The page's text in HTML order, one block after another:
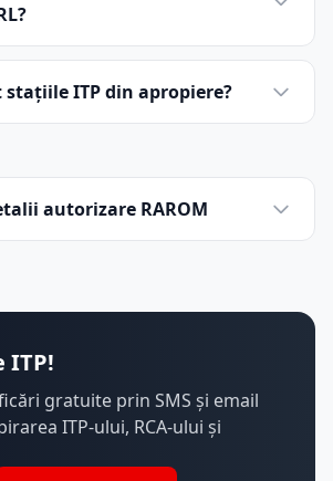
stațiile ITP din apropiere?
autorizare RAROM
ITP!
gratuite prin SMS și email
ITP-ului, RCA-ului și